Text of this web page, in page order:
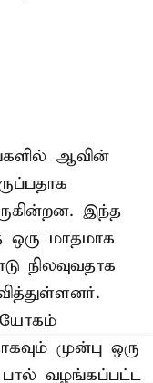
ஆவின்
இந்த
மாதமாக
நிலவுவதாக
முன்பு ஒரு
வழங்கப்பட்ட